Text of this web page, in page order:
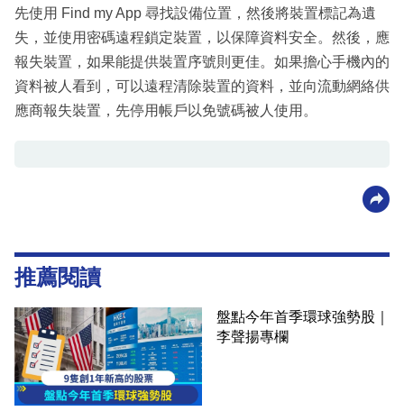
先使用 Find my App 尋找設備位置，然後將裝置標記為遺
失，並使用密碼遠程鎖定裝置，以保障資料安全。然後，應
報失裝置，如果能提供裝置序號則更佳。如果擔心手機內的
資料被人看到，可以遠程清除裝置的資料，並向流動網絡供
應商報失裝置，先停用帳戶以免號碼被人使用。
推薦閱讀
盤點今年首季環球強勢股｜
李聲揚專欄